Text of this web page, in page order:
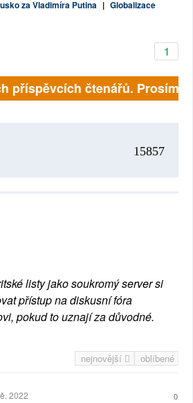
za Vladimíra Putina | Globalizace
1
čtenářů. Prosíme,
15857
listy jako soukromý server si
přístup na diskusní fóra
pokud to uznají za důvodné.
nejnovější oblíbené
2022 0